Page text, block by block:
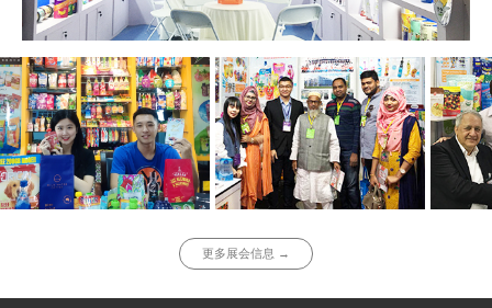
更多展会信息 →